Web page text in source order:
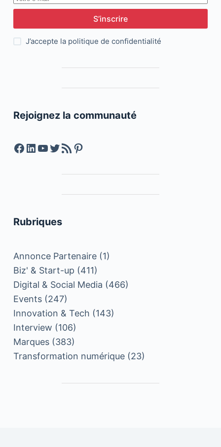
S’inscrire
J’accepte la politique de confidentialité
Rejoignez la communauté
Facebook
LinkedIn
YouTube
Twitter
Feed RSSPinterest
Rubriques
Annonce Partenaire(1)
Biz' & Start-up (411)
Digital & Social Media (466)
Events(247)
Innovation & Tech (143)
Interview (106)
Marques(383)
Transformation numérique(23)